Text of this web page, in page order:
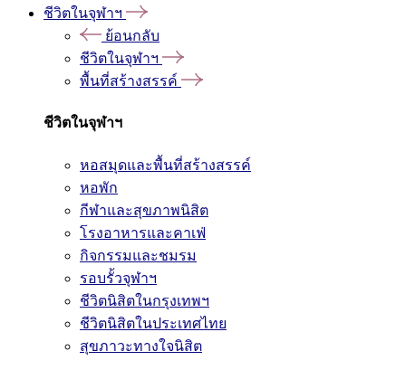
ชีวิตในจุฬาฯ
ย้อนกลับ
ชีวิตในจุฬาฯ
พื้นที่สร้างสรรค์
ชีวิตในจุฬาฯ
หอสมุดและพื้นที่สร้างสรรค์
หอพัก
กีฬาและสุขภาพนิสิต
โรงอาหารและคาเฟ่
กิจกรรมและชมรม
รอบรั้วจุฬาฯ
ชีวิตนิสิตในกรุงเทพฯ
ชีวิตนิสิตในประเทศไทย
สุขภาวะทางใจนิสิต